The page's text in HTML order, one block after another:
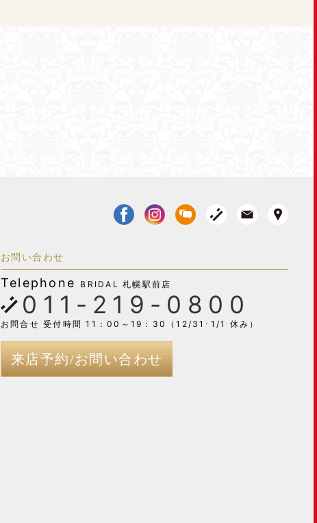
お問い合わせ
Telephone BRIDAL 札幌駅前店
011-219-0800
お問合せ 受付時間 11：00～19：30（12/31･1/1 休み）
来店予約/お問い合わせ